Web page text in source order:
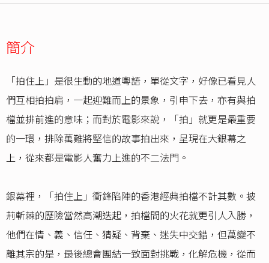
簡介
「拍住上」是很生動的地道粵語，單從文字，好像已看見人
們互相拍拍肩，一起迎難而上的景象，引申下去，亦有與拍
檔並排前進的意味；而對於電影來說，「拍」就更是最重要
的一環，排除萬難將堅信的故事拍出來，呈現在大銀幕之
上，從來都是電影人奮力上進的不二法門。
銀幕裡，「拍住上」衝鋒陷陣的香港經典拍檔不計其數。披
荊斬棘的歷險當然高潮迭起，拍檔間的火花就更引人入勝，
他們在情、義、信任、猜疑、背棄、迷失中交錯，但萬變不
離其宗的是，最後總會團結一致面對挑戰，化解危機，從而